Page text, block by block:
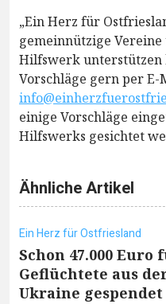
„Ein Herz für
gemeinnützige
Hilfswerk unterstützen
Vorschläge gern per E-
einige Vorschläge
Hilfswerks gesichtet
Ähnliche Artikel
Ein Herz für Ostfriesland
Schon 47.000 Euro
Geflüchtete aus
Ukraine gespendet